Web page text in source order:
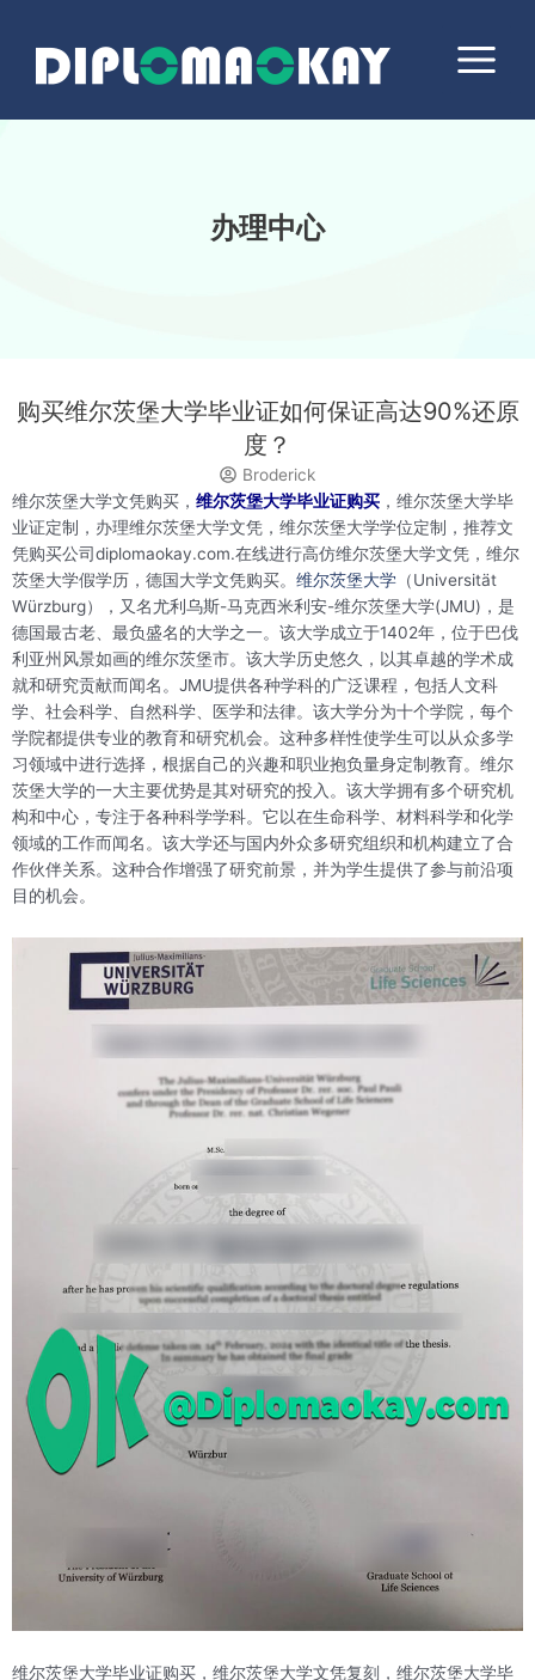
Menu
办理中心
购买维尔茨堡大学毕业证如何保证高达90%还原
度？
Broderick
维尔茨堡大学文凭购买， 维尔茨堡大学毕业证购买 ，维尔茨堡大学毕
业证定制，办理维尔茨堡大学文凭，维尔茨堡大学学位定制，推荐文
凭购买公司diplomaokay.com.在线进行高仿维尔茨堡大学文凭，维尔
茨堡大学假学历，德国大学文凭购买。 维尔茨堡大学 （Universität
Würzburg），又名尤利乌斯-马克西米利安-维尔茨堡大学(JMU)，是
德国最古老、最负盛名的大学之一。该大学成立于1402年，位于巴伐
利亚州风景如画的维尔茨堡市。该大学历史悠久，以其卓越的学术成
就和研究贡献而闻名。JMU提供各种学科的广泛课程，包括人文科
学、社会科学、自然科学、医学和法律。该大学分为十个学院，每个
学院都提供专业的教育和研究机会。这种多样性使学生可以从众多学
习领域中进行选择，根据自己的兴趣和职业抱负量身定制教育。维尔
茨堡大学的一大主要优势是其对研究的投入。该大学拥有多个研究机
构和中心，专注于各种科学学科。它以在生命科学、材料科学和化学
领域的工作而闻名。该大学还与国内外众多研究组织和机构建立了合
作伙伴关系。这种合作增强了研究前景，并为学生提供了参与前沿项
目的机会。
维尔茨堡大学毕业证购买，维尔茨堡大学文凭复刻，维尔茨堡大学毕